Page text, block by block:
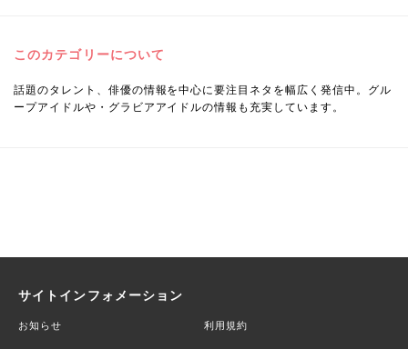
このカテゴリーについて
話題のタレント、俳優の情報を中心に要注目ネタを幅広く発信中。グル
ープアイドルや・グラビアアイドルの情報も充実しています。
サイトインフォメーション
お知らせ 利用規約